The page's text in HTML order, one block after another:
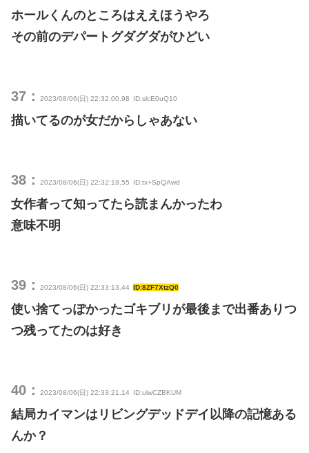
ホールくんのところはええほうやろ
その前のデパートグダグダがひどい
37： 2023/08/06(日) 22:32:00.98 ID:slcE0uQ10
描いてるのが女だからしゃあない
38： 2023/08/06(日) 22:32:19.55 ID:tx+SpQAwd
女作者って知ってたら読まんかったわ
意味不明
39： 2023/08/06(日) 22:33:13.44 ID:8ZF7XtzQ0
使い捨てっぽかったゴキブリが最後まで出番ありつ
つ残ってたのは好き
40： 2023/08/06(日) 22:33:21.14 ID:ulwCZBKUM
結局カイマンはリビングデッドデイ以降の記憶ある
んか？